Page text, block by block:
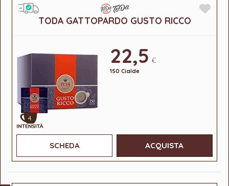
TODA GATTOPARDO GUSTO RICCO
4
22,5 €
150 Cialde
SCHEDA ACQUISTA